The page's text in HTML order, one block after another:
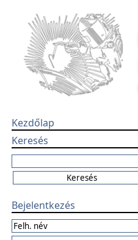
Kezdőlap
Keresés
Bejelentkezés